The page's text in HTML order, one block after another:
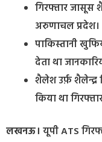
गिरफ्तार जासूस
अरुणाचल प्रदेश।
पाकिस्तानी
देता था
शैलेश उर्फ़
किया था
लखनऊ। यूपी ATS